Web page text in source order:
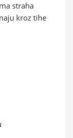
straha
kroz tihe